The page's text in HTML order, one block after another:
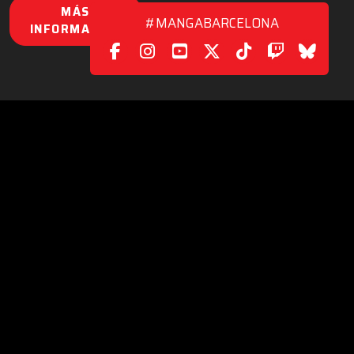
#MANGABARCELONA
MÁS
INFORMACIÓN